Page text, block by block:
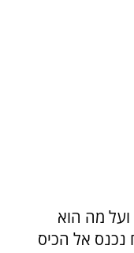
ועל מה הוא
נכנס אל הכיס